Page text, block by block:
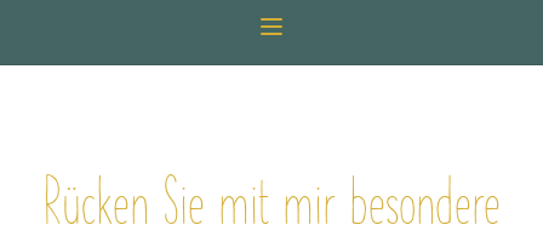
Rücken Sie mit mir besondere